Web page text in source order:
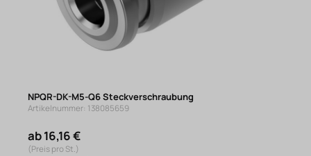
NPQR-DK-M5-Q6 Steckverschraubung
Artikelnummer: 138085659
ab 16,16 €
(Preis pro St.)